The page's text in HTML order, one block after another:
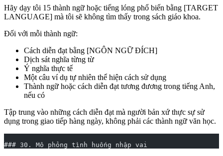
Hãy dạy tôi 15 thành ngữ hoặc tiếng lóng phổ biến bằng [TARGET
LANGUAGE] mà tôi sẽ không tìm thấy trong sách giáo khoa.
Đối với mỗi thành ngữ:
Cách diễn đạt bằng [NGÔN NGỮ ĐÍCH]
Dịch sát nghĩa từng từ
Ý nghĩa thực tế
Một câu ví dụ tự nhiên thể hiện cách sử dụng
Thành ngữ hoặc cách diễn đạt tương đương trong tiếng Anh,
nếu có
Tập trung vào những cách diễn đạt mà người bản xứ thực sự sử
dụng trong giao tiếp hàng ngày, không phải các thành ngữ văn học.
### 30. Mô phỏng tình huống nhập vai